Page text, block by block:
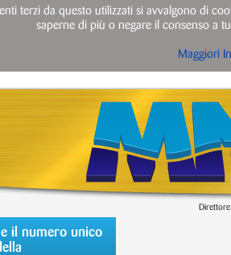
il numero unico
terzi da questo utilizzati si avvalgono di
saperne di più o negare il consenso a
Maggiori